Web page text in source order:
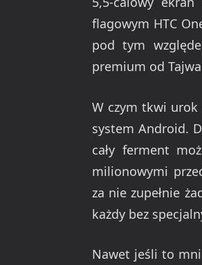
flagowym HTC
pod tym
premium od
W czym tkwi urok
system Android.
cały ferment
milionowymi
za nie zupełnie
każdy bez
Nawet jeśli to